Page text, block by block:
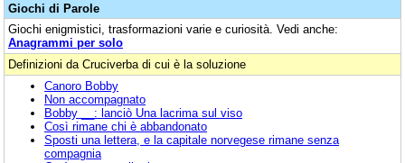
Giochi di Parole
Giochi enigmistici, trasformazioni varie e curiosità. Vedi anche:
Anagrammi per solo
Definizioni da Cruciverba di cui è la soluzione
Canoro Bobby
Non accompagnato
Bobby __: lanciò Una lacrima sul viso
Così rimane chi è abbandonato
Sposti una lettera, e la capitale norvegese rimane senza
compagnia